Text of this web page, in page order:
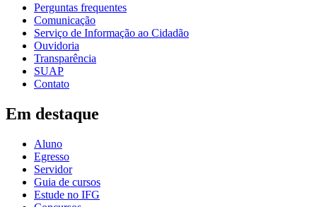
Perguntas frequentes
Comunicação
Serviço de Informação ao Cidadão
Ouvidoria
Transparência
SUAP
Contato
Em destaque
Aluno
Egresso
Servidor
Guia de cursos
Estude no IFG